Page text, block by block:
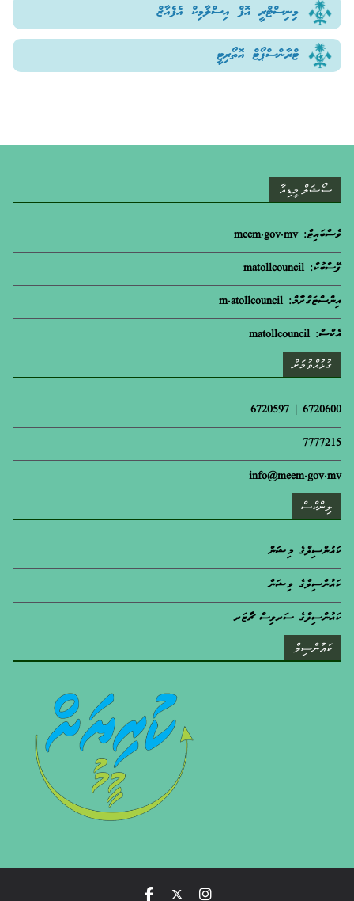
މިނިސްޓްރީ އޮފް އިސްލާމިކް އެފެއާޒް
ޓްރާންސްޕޯޓް އޮތޯރިޓީ
ސޯޝަލް މީޑިއާ
ވެސްބައިޓް: meem.gov.mv
ފޭސްބުކް: matollcouncil
އިންސްޓަގްރާމް: m.atollcouncil
އެކްސް: matollcouncil
ގުޅުއްވުމަށް
6720600 | 6720597
7777215
info@meem.gov.mv
ލިންކްސް
ކައުންސިލްގެ މިޝަން
ކައުންސިލްގެ ވިޝަން
ކައުންސިލްގެ ސަރވިސް ޗާޓަރ
ކައުންސިލް